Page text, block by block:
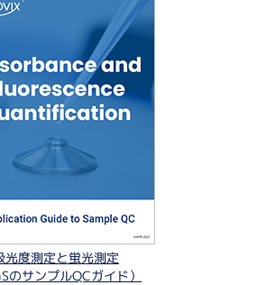
光度測定と蛍光測定
のサンプルQCガイド）